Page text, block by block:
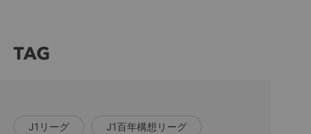
TAG
J1リーグ J1百年構想リーグ